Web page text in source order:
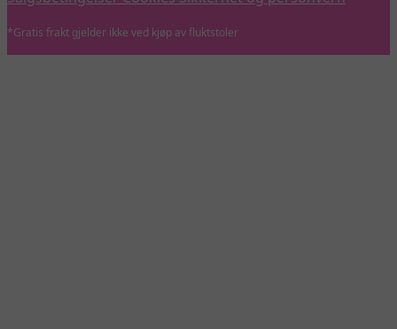
*Gratis frakt gjelder ikke ved kjøp av fluktstoler